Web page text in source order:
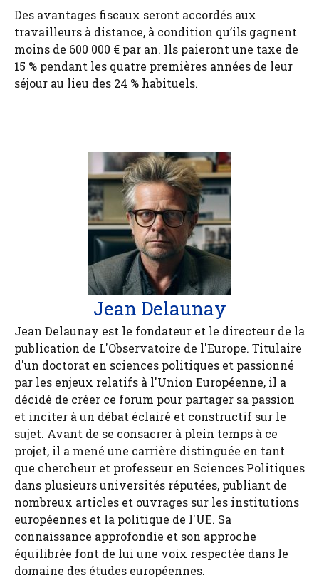
Des avantages fiscaux seront accordés aux
travailleurs à distance, à condition qu’ils gagnent
moins de 600 000 € par an. Ils paieront une taxe de
15 % pendant les quatre premières années de leur
séjour au lieu des 24 % habituels.
Jean Delaunay
Jean Delaunay est le fondateur et le directeur de la
publication de L'Observatoire de l'Europe. Titulaire
d'un doctorat en sciences politiques et passionné
par les enjeux relatifs à l'Union Européenne, il a
décidé de créer ce forum pour partager sa passion
et inciter à un débat éclairé et constructif sur le
sujet. Avant de se consacrer à plein temps à ce
projet, il a mené une carrière distinguée en tant
que chercheur et professeur en Sciences Politiques
dans plusieurs universités réputées, publiant de
nombreux articles et ouvrages sur les institutions
européennes et la politique de l'UE. Sa
connaissance approfondie et son approche
équilibrée font de lui une voix respectée dans le
domaine des études européennes.